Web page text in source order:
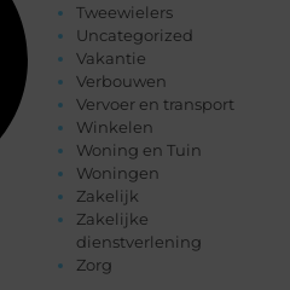
Tweewielers
Uncategorized
Vakantie
Verbouwen
Vervoer en transport
Winkelen
Woning en Tuin
Woningen
Zakelijk
Zakelijke
dienstverlening
Zorg